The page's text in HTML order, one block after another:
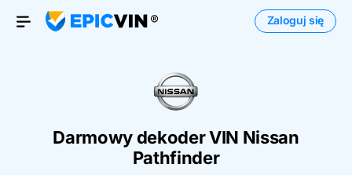
Otwórz menu
Zaloguj się
Darmowy dekoder VIN Nissan
Pathfinder